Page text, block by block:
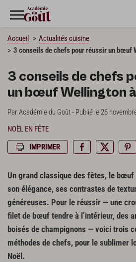
Accueil
Actualités cuisine
3 conseils de chefs pour réussir un bœuf
3 conseils de chefs
un bœuf Wellington
Par Académie du Goût - Publié le 26
NOËL EN FÊTE
IMPRIMER
Un grand classique des fêtes, le
son élégance, ses contrastes de
généreuses. Pour le réussir — une
filet de bœuf tendre à l’intérieur, des
boisés de champignons — voici trois
méthodes de chefs, pour le sublimer
Noël.